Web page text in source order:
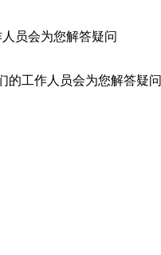
员会为您解答疑问
的工作人员会为您解答疑问